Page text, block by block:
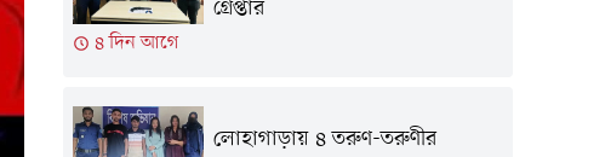
৪ দিন আগে
গ্রেপ্তার
লোহাগাড়ায় ৪ তরুণ-তরুণীর